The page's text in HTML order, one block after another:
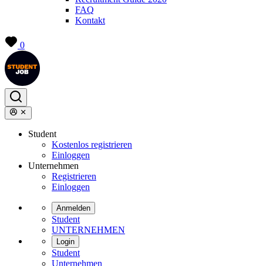
FAQ
Kontakt
0
Student
Kostenlos registrieren
Einloggen
Unternehmen
Registrieren
Einloggen
Anmelden
Student
UNTERNEHMEN
Login
Student
Unternehmen